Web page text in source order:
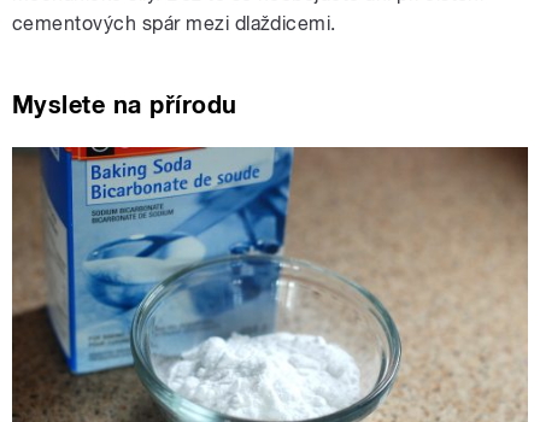
cementových spár mezi dlaždicemi.
Myslete na přírodu